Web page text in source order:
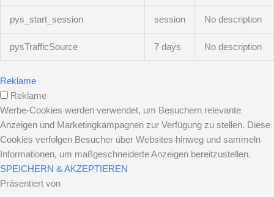
pys_start_session session No description
pysTrafficSource 7 days No description
Reklame
Reklame
Werbe-Cookies werden verwendet, um Besuchern relevante
Anzeigen und Marketingkampagnen zur Verfügung zu stellen. Diese
Cookies verfolgen Besucher über Websites hinweg und sammeln
Informationen, um maßgeschneiderte Anzeigen bereitzustellen.
SPEICHERN & AKZEPTIEREN
Präsentiert von